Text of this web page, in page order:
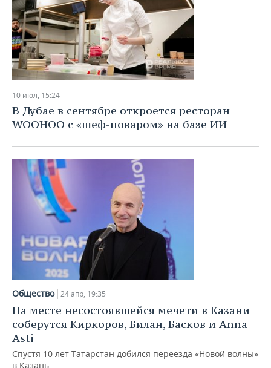
10 июл, 15:24
В Дубае в сентябре откроется ресторан
WOOHOO с «шеф-поваром» на базе ИИ
Общество 24 апр, 19:35
На месте несостоявшейся мечети в Казани
соберутся Киркоров, Билан, Басков и Anna
Asti
Спустя 10 лет Татарстан добился переезда «Новой волны»
в Казань